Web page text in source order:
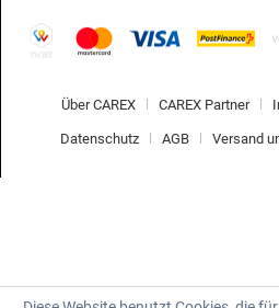
Über CAREX CAREX Partner
Datenschutz AGB Versand